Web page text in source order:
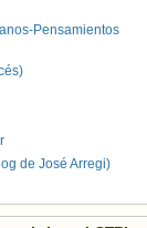
Pensamientos
de José Arregi)